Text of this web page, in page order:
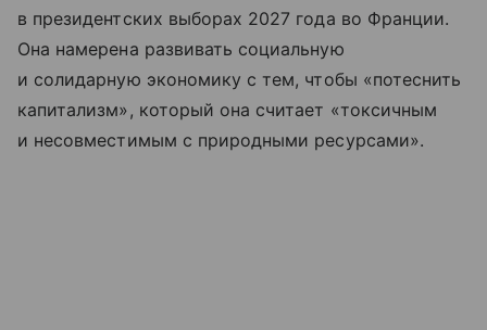
в президентских выборах 2027 года во Франции.
Она намерена развивать социальную
и солидарную экономику с тем, чтобы «потеснить
капитализм», который она считает «токсичным
и несовместимым с природными ресурсами».